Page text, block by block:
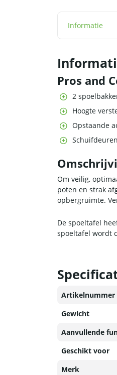
Informatie
Pros and
2
Hoogte
Opstaande
Om veilig,
poten en strak
opbergruimte.
De spoeltafel
spoeltafel wordt
Artikelnummer
Gewicht
Aanvullende
Geschikt voor
Merk